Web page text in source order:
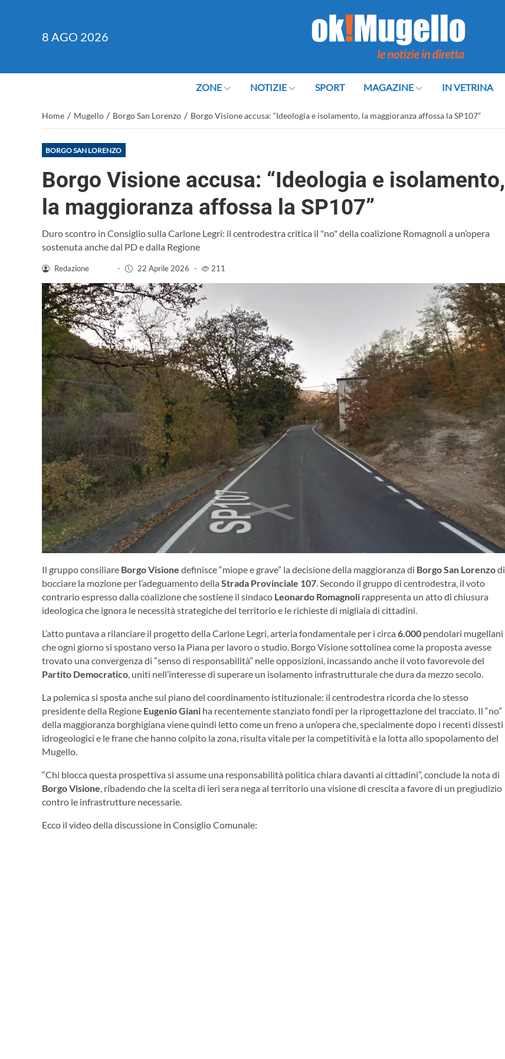
8 AGO 2026
ZONE NOTIZIE SPORT MAGAZINE IN VETRINA
Home / Mugello / Borgo San Lorenzo / Borgo Visione accusa: “Ideologia e isolamento, la maggioranza affossa la SP107”
BORGO SAN LORENZO
Borgo Visione accusa: “Ideologia e isolamento,
la maggioranza affossa la SP107”
Duro scontro in Consiglio sulla Carlone Legri: il centrodestra critica il "no" della coalizione Romagnoli a un’opera
sostenuta anche dal PD e dalla Regione
Redazione - 22 Aprile 2026 - 211
Il gruppo consiliare Borgo Visione definisce “miope e grave” la decisione della maggioranza di Borgo San Lorenzodi
bocciare la mozione per l’adeguamento della Strada Provinciale 107 . Secondo il gruppo di centrodestra, il voto
contrario espresso dalla coalizione che sostiene il sindaco Leonardo Romagnoli rappresenta un atto di chiusura
ideologica che ignora le necessità strategiche del territorio e le richieste di migliaia di cittadini.
L’atto puntava a rilanciare il progetto della Carlone Legri, arteria fondamentale per i circa 6.000 pendolari mugellani
che ogni giorno si spostano verso la Piana per lavoro o studio. Borgo Visione sottolinea come la proposta avesse
trovato una convergenza di “senso di responsabilità” nelle opposizioni, incassando anche il voto favorevole del
Partito Democratico , uniti nell’interesse di superare un isolamento infrastrutturale che dura da mezzo secolo.
La polemica si sposta anche sul piano del coordinamento istituzionale: il centrodestra ricorda che lo stesso
presidente della Regione Eugenio Giani ha recentemente stanziato fondi per la riprogettazione del tracciato. Il “no”
della maggioranza borghigiana viene quindi letto come un freno a un’opera che, specialmente dopo i recenti dissesti
idrogeologici e le frane che hanno colpito la zona, risulta vitale per la competitività e la lotta allo spopolamento del
Mugello.
“Chi blocca questa prospettiva si assume una responsabilità politica chiara davanti ai cittadini”, conclude la nota di
Borgo Visione , ribadendo che la scelta di ieri sera nega al territorio una visione di crescita a favore di un pregiudizio
contro le infrastrutture necessarie.
Ecco il video della discussione in Consiglio Comunale: